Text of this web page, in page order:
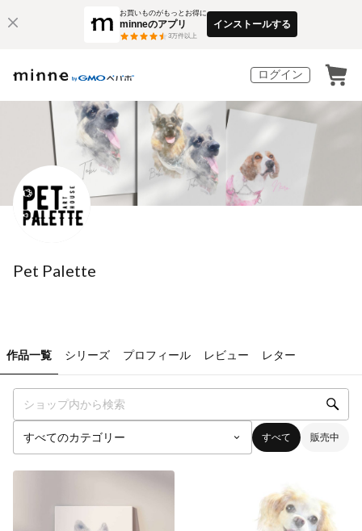
お買いものがもっとお得に
minneのアプリ
3万件以上
インストールする
ログイン
Pet Palette
作品一覧 シリーズ プロフィール レビュー レター
すべて 販売中